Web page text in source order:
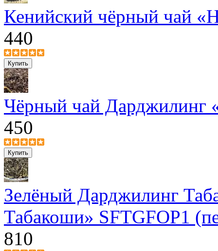
Кенийский чёрный чай
440
Чёрный чай Дарджилинг
450
Зелёный Дарджилинг
Табакоши» SFTGFOP1
810